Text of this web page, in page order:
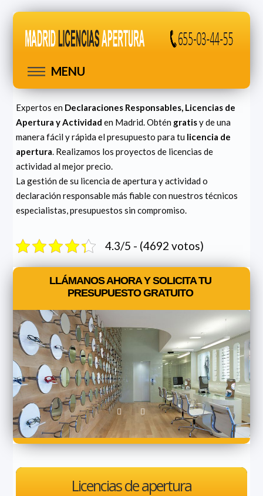
MENU
Expertos en Declaraciones Responsables, Licencias de
Apertura y Actividad en Madrid. Obtén gratisy de una
manera fácil y rápida el presupuesto para tu licencia de
apertura. Realizamos los proyectos de licencias de
actividad al mejor precio.
La gestión de su licencia de apertura y actividad o
declaración responsable más fiable con nuestros técnicos
especialistas, presupuestos sin compromiso.
4.3/5 - (4692 votos)
LLÁMANOS AHORA Y SOLICITA TU
PRESUPUESTO GRATUITO
Licencias de apertura